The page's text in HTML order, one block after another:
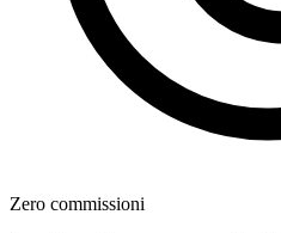
Zero commissioni